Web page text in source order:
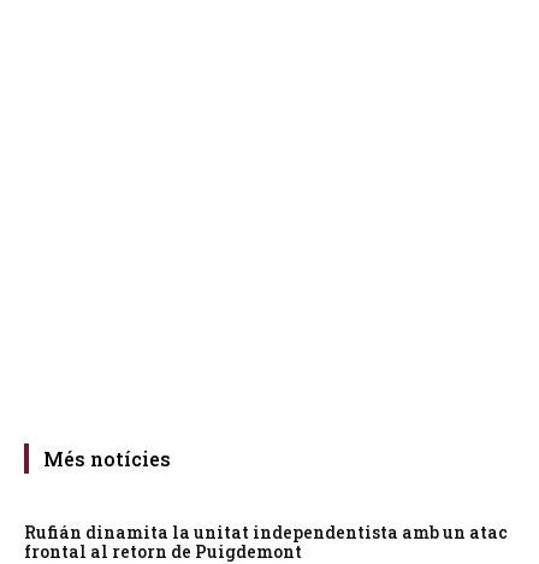
Més notícies
Rufián dinamita la unitat independentista amb un atac
frontal al retorn de Puigdemont